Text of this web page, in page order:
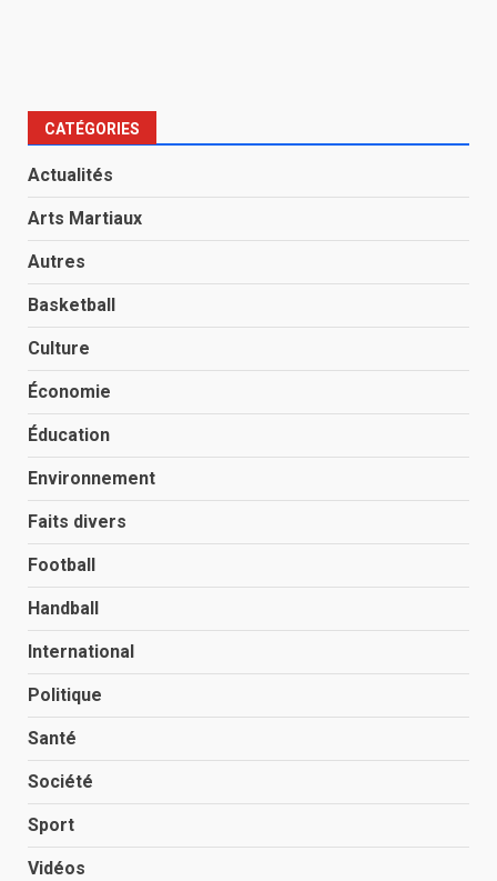
CATÉGORIES
Actualités
Arts Martiaux
Autres
Basketball
Culture
Économie
Éducation
Environnement
Faits divers
Football
Handball
International
Politique
Santé
Société
Sport
Vidéos